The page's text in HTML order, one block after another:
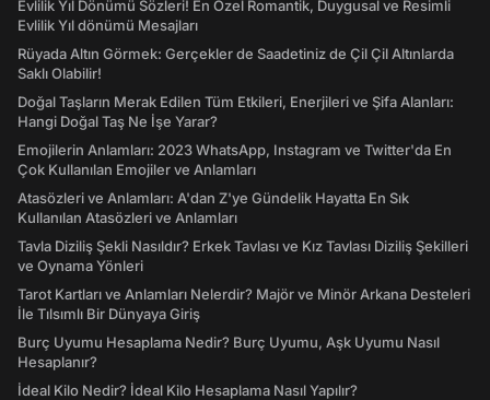
Evlilik Yıl Dönümü Sözleri! En Özel Romantik, Duygusal ve Resimli
Evlilik Yıl dönümü Mesajları
Rüyada Altın Görmek: Gerçekler de Saadetiniz de Çil Çil Altınlarda
Saklı Olabilir!
Doğal Taşların Merak Edilen Tüm Etkileri, Enerjileri ve Şifa Alanları:
Hangi Doğal Taş Ne İşe Yarar?
Emojilerin Anlamları: 2023 WhatsApp, Instagram ve Twitter'da En
Çok Kullanılan Emojiler ve Anlamları
Atasözleri ve Anlamları: A'dan Z'ye Gündelik Hayatta En Sık
Kullanılan Atasözleri ve Anlamları
Tavla Diziliş Şekli Nasıldır? Erkek Tavlası ve Kız Tavlası Diziliş Şekilleri
ve Oynama Yönleri
Tarot Kartları ve Anlamları Nelerdir? Majör ve Minör Arkana Desteleri
İle Tılsımlı Bir Dünyaya Giriş
Burç Uyumu Hesaplama Nedir? Burç Uyumu, Aşk Uyumu Nasıl
Hesaplanır?
İdeal Kilo Nedir? İdeal Kilo Hesaplama Nasıl Yapılır?